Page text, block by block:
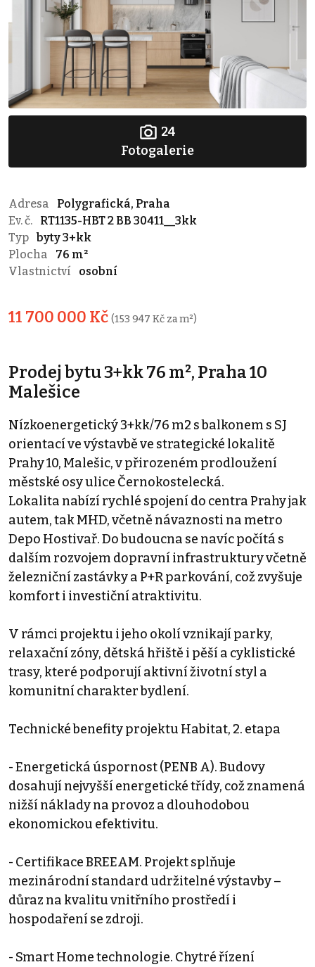
24
Fotogalerie
Adresa
Polygrafická, Praha
Ev. č.
RT1135-HBT 2 BB 30411__3kk
Typ byty 3+kk
Plocha
76 m²
Vlastnictví
osobní
11 700 000 Kč (153 947 Kč za m²)
Prodej bytu 3+kk 76 m², Praha 10
Malešice
Nízkoenergetický 3+kk/76 m2 s balkonem s SJ
orientací ve výstavbě ve strategické lokalitě
Prahy 10, Malešic, v přirozeném prodloužení
městské osy ulice Černokostelecká.
Lokalita nabízí rychlé spojení do centra Prahy jak
autem, tak MHD, včetně návaznosti na metro
Depo Hostivař. Do budoucna se navíc počítá s
dalším rozvojem dopravní infrastruktury včetně
železniční zastávky a P+R parkování, což zvyšuje
komfort i investiční atraktivitu.
V rámci projektu i jeho okolí vznikají parky,
relaxační zóny, dětská hřiště i pěší a cyklistické
trasy, které podporují aktivní životní styl a
komunitní charakter bydlení.
Technické benefity projektu Habitat, 2. etapa
- Energetická úspornost (PENB A). Budovy
dosahují nejvyšší energetické třídy, což znamená
nižší náklady na provoz a dlouhodobou
ekonomickou efektivitu.
- Certifikace BREEAM. Projekt splňuje
mezinárodní standard udržitelné výstavby –
důraz na kvalitu vnitřního prostředí i
hospodaření se zdroji.
- Smart Home technologie. Chytré řízení